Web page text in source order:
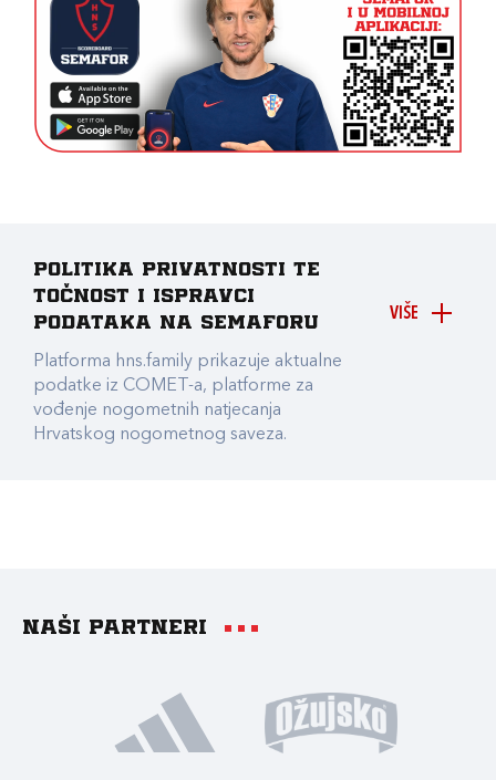
VIŠE
Politika privatnosti te
točnost i ispravci
podataka na Semaforu
Platforma hns.family prikazuje aktualne
podatke iz COMET-a, platforme za
vođenje nogometnih natjecanja
Hrvatskog nogometnog saveza.
Naši partneri